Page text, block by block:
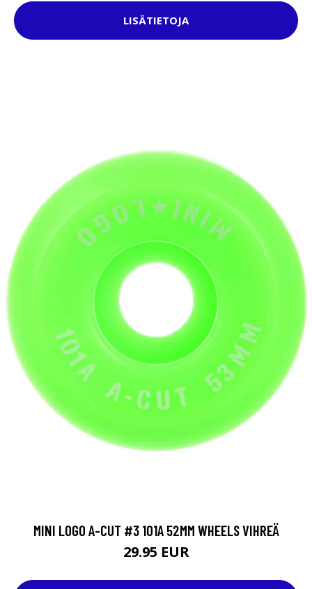
LISÄTIETOJA
MINI LOGO A-CUT #3 101A 52MM WHEELS VIHREÄ
29.95 EUR